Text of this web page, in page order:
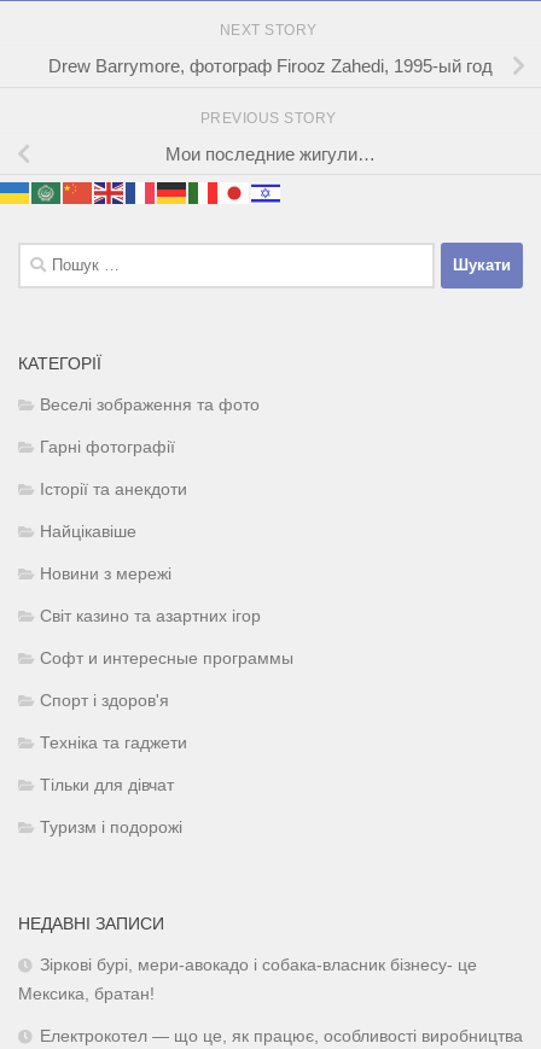
NEXT STORY
Drew Barrymore, фотограф Firooz Zahedi, 1995-ый год
PREVIOUS STORY
Мои последние жигули…
Пошук:
КАТЕГОРІЇ
Веселі зображення та фото
Гарні фотографії
Історії та анекдоти
Найцікавіше
Новини з мережі
Світ казино та азартних ігор
Софт и интересные программы
Спорт і здоров'я
Техніка та гаджети
Тільки для дівчат
Туризм і подорожі
НЕДАВНІ ЗАПИСИ
Зіркові бурі, мери-авокадо і собака-власник бізнесу- це
Мексика, братан!
Електрокотел — що це, як працює, особливості виробництва